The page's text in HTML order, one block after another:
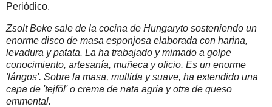
Periódico.
Zsolt Beke sale de la cocina de Hungaryto sosteniendo un
enorme disco de masa esponjosa elaborada con harina,
levadura y patata. La ha trabajado y mimado a golpe
conocimiento, artesanía, muñeca y oficio. Es un enorme
'lángos'. Sobre la masa, mullida y suave, ha extendido una
capa de 'tejföl' o crema de nata agria y otra de queso
emmental.